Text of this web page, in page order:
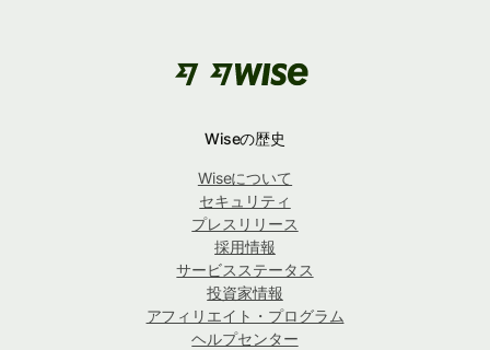
Wiseの歴史
Wiseについて
セキュリティ
プレスリリース
採用情報
サービスステータス
投資家情報
アフィリエイト・プログラム
ヘルプセンター